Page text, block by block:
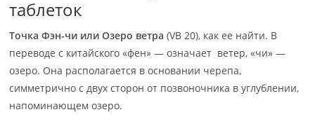
таблеток
Точка Фэн-чи или Озеро ветра (VB 20), как ее найти. В
переводе с китайского «фен» — означает ветер, «чи» —
озеро. Она располагается в основании черепа,
симметрично с двух сторон от позвоночника в углублении,
напоминающем озеро.